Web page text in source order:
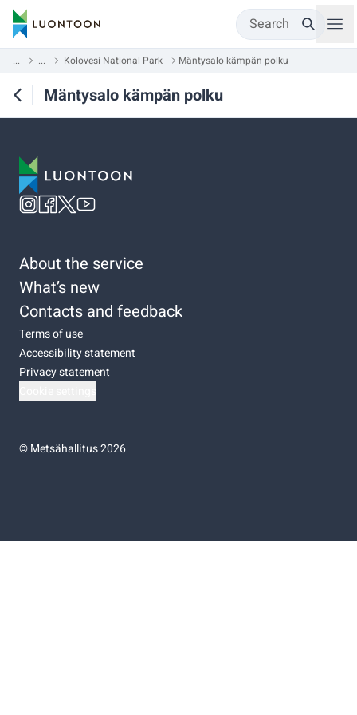
Search
... ... Kolovesi National Park Mäntysalo kämpän polku
Mäntysalo kämpän polku
About the service
What’s new
Contacts and feedback
Terms of use
Accessibility statement
Privacy statement
©Metsähallitus 2026